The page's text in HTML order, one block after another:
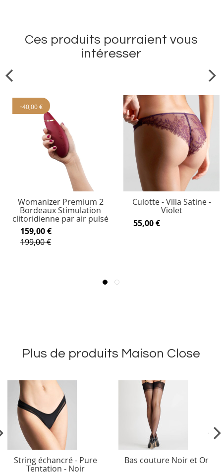
Ces produits pourraient vous
intéresser
-40,00 €
Womanizer Premium 2
Bordeaux Stimulation
clitoridienne par air pulsé
159,00 €
199,00 €
Culotte - Villa Satine -
Violet
55,00 €
Plus de produits Maison Close
String échancré - Pure
Tentation - Noir
Bas couture Noir et Or